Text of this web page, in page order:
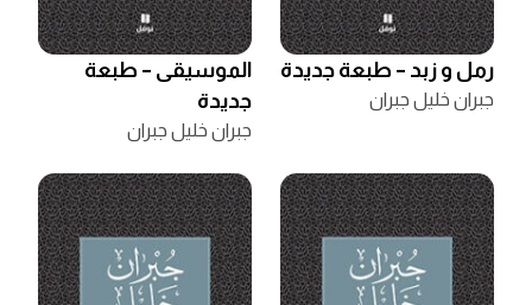
رمل و زبد – طبعة جديدة
جبران خليل جبران
الموسيقى – طبعة
جديدة
جبران خليل جبران